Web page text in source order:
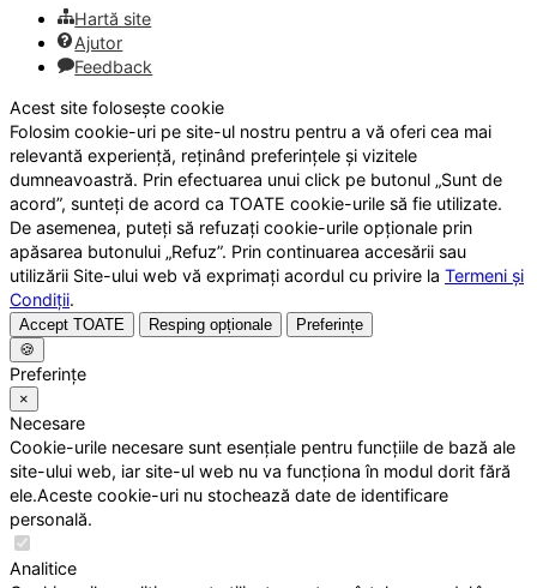
Hartă site
Ajutor
Feedback
Acest site folosește cookie
Folosim cookie-uri pe site-ul nostru pentru a vă oferi cea mai
relevantă experiență, reținând preferințele și vizitele
dumneavoastră. Prin efectuarea unui click pe butonul „Sunt de
acord”, sunteți de acord ca TOATE cookie-urile să fie utilizate.
De asemenea, puteți să refuzați cookie-urile opționale prin
apăsarea butonului „Refuz”. Prin continuarea accesării sau
utilizării Site-ului web vă exprimați acordul cu privire la Termeni și
Condiții.
Accept TOATE Resping opționale
Preferințe
🍪
Preferințe
×
Necesare
Cookie-urile necesare sunt esențiale pentru funcțiile de bază ale
site-ului web, iar site-ul web nu va funcționa în modul dorit fără
ele.Aceste cookie-uri nu stochează date de identificare
personală.
Analitice